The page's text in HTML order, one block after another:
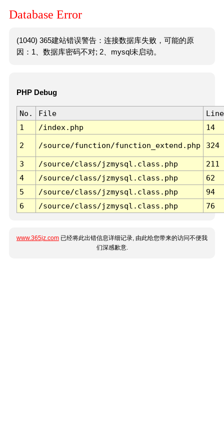
Database Error
(1040) 365建站错误警告：连接数据库失败，可能的原
因：1、数据库密码不对; 2、mysql未启动。
PHP Debug
No. File
Line
1
/index.php 14
2 /source/function/function_extend.php 324
3 /source/class/jzmysql.class.php
211
4
/source/class/jzmysql.class.php
62
5
/source/class/jzmysql.class.php
94
6
/source/class/jzmysql.class.php 76
www.365jz.com 已经将此出错信息详细记录, 由此给您带来的访问不便我
们深感歉意.